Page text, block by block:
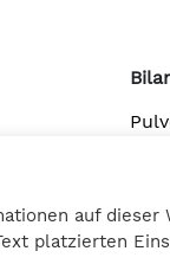
auf dieser
platzierten